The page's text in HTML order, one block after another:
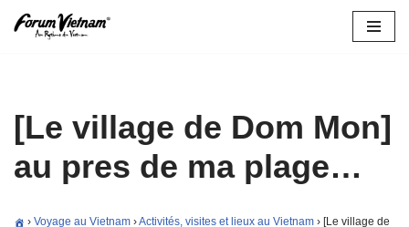
[Le village de Dom Mon]
au pres de ma plage…
› Voyage au Vietnam ›Activités, visites et lieux au Vietnam › [Le village de